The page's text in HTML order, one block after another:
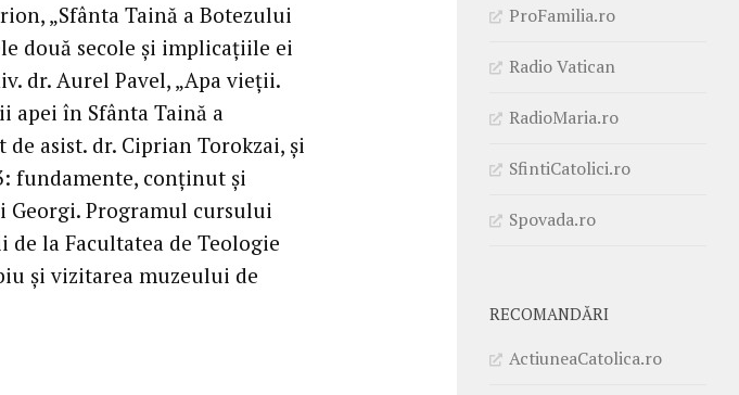
„Sfânta Taină a Botezului
două secole şi implicaţiile ei
dr. Aurel Pavel, „Apa vieţii.
apei în Sfânta Taină a
asist. dr. Ciprian Torokzai, şi
fundamente, conţinut şi
Georgi. Programul cursului
la Facultatea de Teologie
şi vizitarea muzeului de
ProFamilia.ro
Radio Vatican
RadioMaria.ro
SfintiCatolici.ro
Spovada.ro
RECOMANDĂRI
ActiuneaCatolica.ro